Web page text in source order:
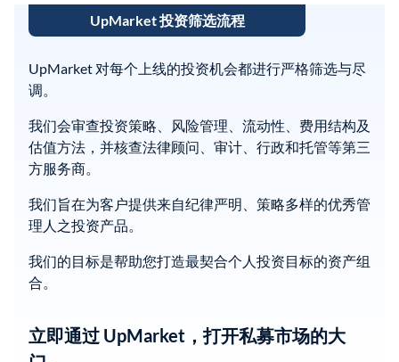
UpMarket 投资筛选流程
UpMarket 对每个上线的投资机会都进行严格筛选与尽
调。
我们会审查投资策略、风险管理、流动性、费用结构及
估值方法，并核查法律顾问、审计、行政和托管等第三
方服务商。
我们旨在为客户提供来自纪律严明、策略多样的优秀管
理人之投资产品。
我们的目标是帮助您打造最契合个人投资目标的资产组
合。
立即通过 UpMarket，打开私募市场的大